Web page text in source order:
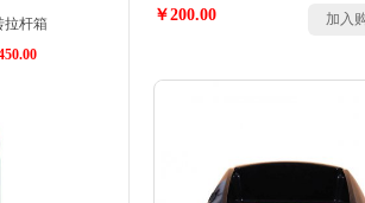
拉杆箱
￥200.00 加入